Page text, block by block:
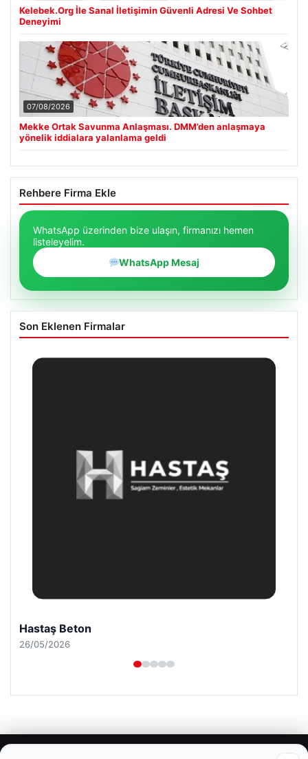
Kelebek.Org İle Sanal İletişimin Güvenli Adresi Ve Sohbet
Deneyimi
07/08/2026
Mekke Ortak Savunma Anlaşması. DMM’den anlaşmaya
yönelik iddialara yalanlama geldi
Rehbere Firma Ekle
WhatsApp üzerinden bize ulaşın, firmanızı hemen
listeleyelim.
WhatsApp Mesaj
Son Eklenen Firmalar
Hastaş Beton
26/05/2026